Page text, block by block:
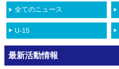
TOP
ニュース
プロフィール
スタッフ/選手一覧
全てのニュース
U-15
最新活動情報